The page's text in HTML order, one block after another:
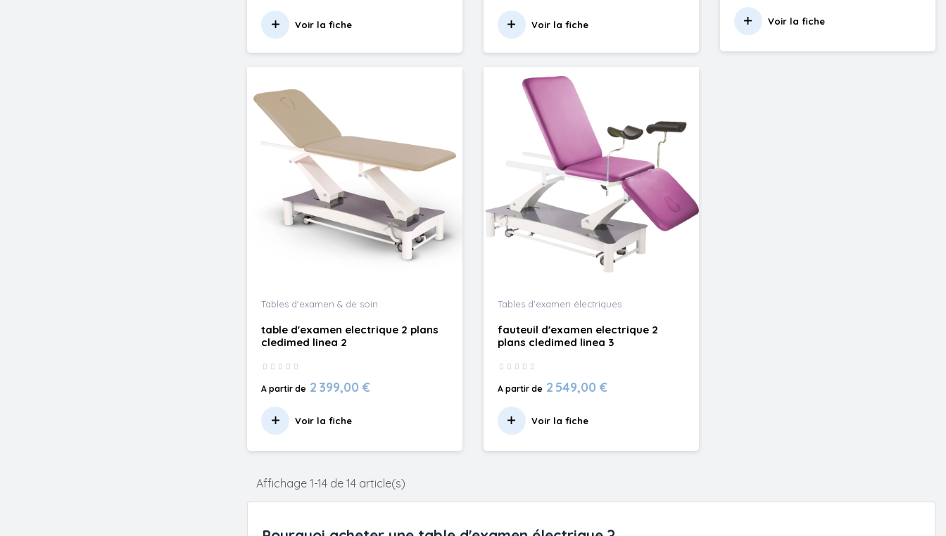
Voir la fiche Voir la fiche Voir la fiche
Tables d'examen & de soin
table d'examen electrique 2 plans
cledimed linea 2
A partir de 2 399,00 €
Voir la fiche
Tables d'examen électriques
fauteuil d'examen electrique 2
plans cledimed linea 3
A partir de 2 549,00 €
Voir la fiche
Affichage 1-14 de 14 article(s)